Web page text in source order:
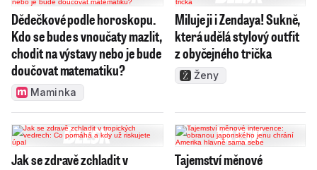
Dědečkové podle horoskopu.
Kdo se bude s vnoučaty mazlit,
chodit na výstavy nebo je bude
doučovat matematiku?
Maminka
Miluje ji i Zendaya! Sukně,
která udělá stylový outfit
z obyčejného trička
Ženy
Jak se zdravě zchladit v
Tajemství měnové